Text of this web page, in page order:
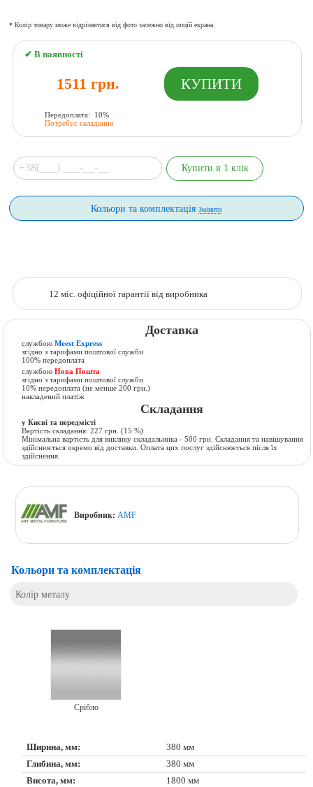
* Колір товару може відрізнятися від фото залежно від опцій екрана.
✔ В наявності
1511 грн.
Передоплата: 10%
Потребує складання
Кольори та комплектаціяЗмінити
12 міс. офіційної гарантії від виробника
Доставка
службоюMeest Express
згідно з тарифами поштової служби
100% передоплата
службоюНова Пошта
згідно з тарифами поштової служби
10% передоплата (не менше 200 грн.)
накладений платіж
Складання
у Києві та передмісті
Вартість складання:227 грн. (15 %)
Мінімальна вартість для виклику складальника - 500 грн. Складання та навішування
здійснюється окремо від доставки. Оплата цих послуг здійснюється після їх
здійснення.
Виробник: AMF
Кольори та комплектація
Колір металу
Срібло
Ширина, мм:
380 мм
Глибина, мм:
380 мм
Висота, мм:
1800 мм